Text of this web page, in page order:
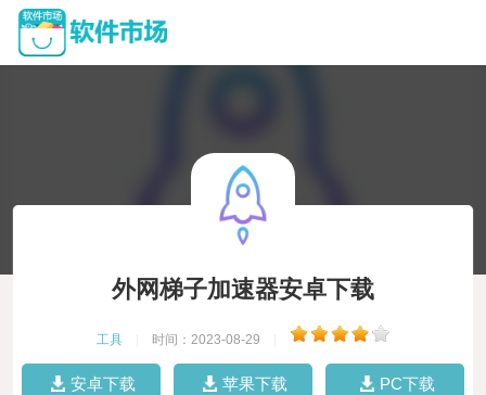
外网梯子加速器安卓下载
工具 时间：2023-08-29
安卓下载 苹果下载 PC下载